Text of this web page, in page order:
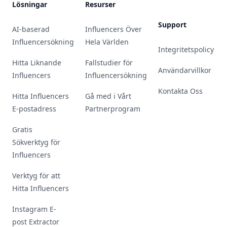
Lösningar
AI-baserad
Influencersökning
Hitta Liknande
Influencers
Hitta Influencers
E-postadress
Gratis
Sökverktyg för
Influencers
Verktyg för att
Hitta Influencers
Instagram E-
post Extractor
Resurser
Influencers Över
Hela Världen
Fallstudier för
Influencersökning
Gå med i Vårt
Partnerprogram
Support
Integritetspolicy
Användarvillkor
Kontakta Oss